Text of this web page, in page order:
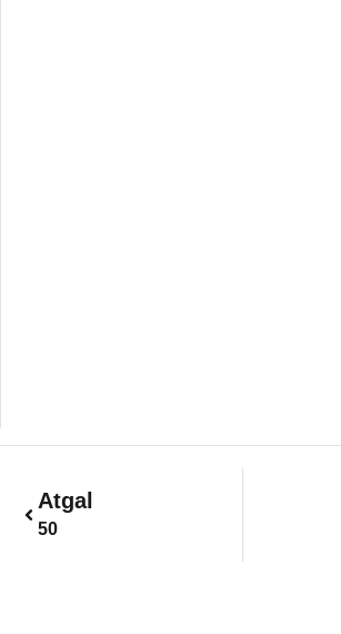
Atgal
50